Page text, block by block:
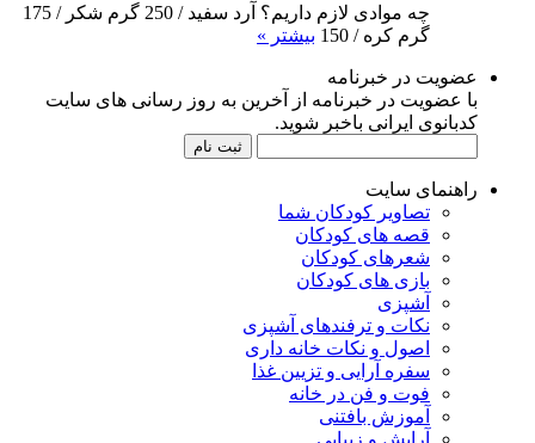
چه موادی لازم داریم؟ آرد سفید / 250 گرم شکر / 175
گرم کره / 150
بیشتر »
عضویت در خبرنامه
با عضویت در خبرنامه از آخرین به روز رسانی های سایت
کدبانوی ایرانی باخبر شوید.
راهنمای سایت
تصاویر کودکان شما
قصه های کودکان
شعرهای کودکان
بازی های کودکان
آشپزی
نکات و ترفندهای آشپزی
اصول و نکات خانه داری
سفره آرایی و تزیین غذا
فوت و فن در خانه
آموزش بافتنی
آرایش و زیبایی